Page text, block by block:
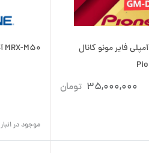
GM-DC871 آمپلی فایر مونو کانال
35,000,000 تومان
MRX-M50 آمپلی فایر آلپاین Alpine
موجود در انبار